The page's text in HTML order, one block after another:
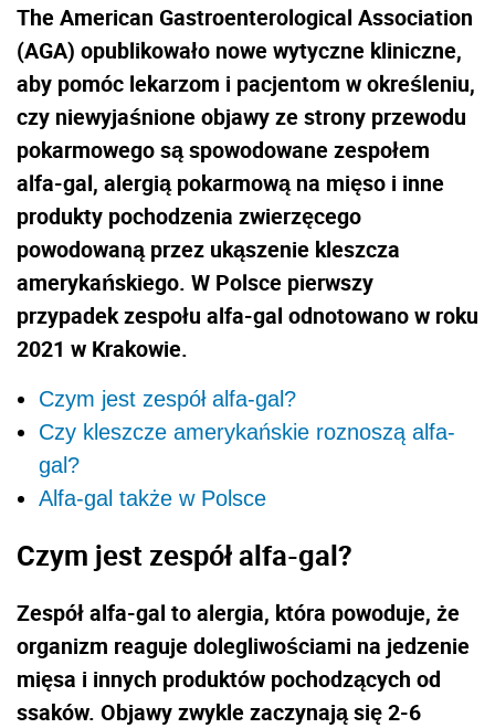
The American Gastroenterological Association
(AGA) opublikowało nowe wytyczne kliniczne,
aby pomóc lekarzom i pacjentom w określeniu,
czy niewyjaśnione objawy ze strony przewodu
pokarmowego są spowodowane zespołem
alfa-gal, alergią pokarmową na mięso i inne
produkty pochodzenia zwierzęcego
powodowaną przez ukąszenie kleszcza
amerykańskiego. W Polsce pierwszy
przypadek zespołu alfa-gal odnotowano w roku
2021 w Krakowie.
Czym jest zespół alfa-gal?
Czy kleszcze amerykańskie roznoszą alfa-
gal?
Alfa-gal także w Polsce
Czym jest zespół alfa-gal?
Zespół alfa-gal to alergia, która powoduje, że
organizm reaguje dolegliwościami na jedzenie
mięsa i innych produktów pochodzących od
ssaków. Objawy zwykle zaczynają się 2-6